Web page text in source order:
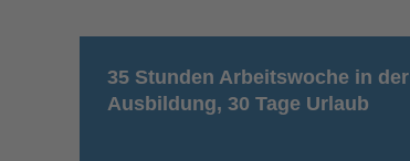
35 Stunden Arbeitswoche in der
Ausbildung, 30 Tage Urlaub